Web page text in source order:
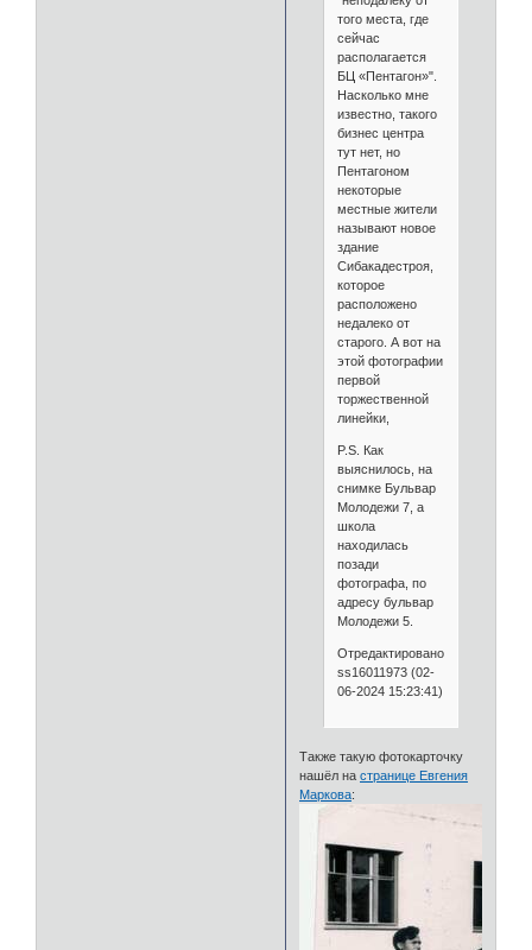
того места, где
сейчас
располагается
БЦ «Пентагон»".
Насколько мне
известно, такого
бизнес центра
тут нет, но
Пентагоном
некоторые
местные жители
называют новое
здание
Сибакадестроя,
которое
расположено
недалеко от
старого. А вот на
этой фотографии
первой
торжественной
линейки,
P.S. Как
выяснилось, на
снимке Бульвар
Молодежи 7, а
школа
находилась
позади
фотографа, по
адресу бульвар
Молодежи 5.
Отредактировано
ss16011973 (02-
06-2024 15:23:41)
Также такую фотокарточку
нашёл настранице Евгения
Маркова: